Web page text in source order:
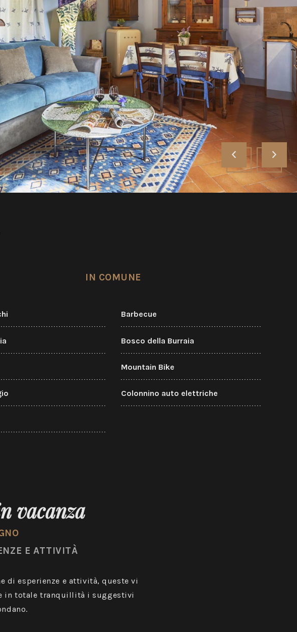
‹ ›
IN COMUNE
Barbecue
Bosco della Burraia
Mountain Bike
Colonnino auto elettriche
vacanza
E ATTIVITÀ
di esperienze e attività, queste vi
in totale tranquillità i suggestivi